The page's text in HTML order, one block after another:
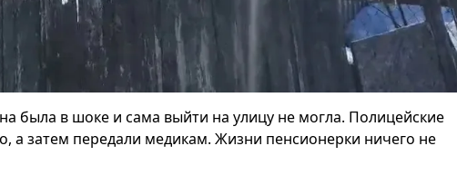
в шоке и сама выйти на улицу не могла. Полицейские
а затем передали медикам. Жизни пенсионерки ничего не